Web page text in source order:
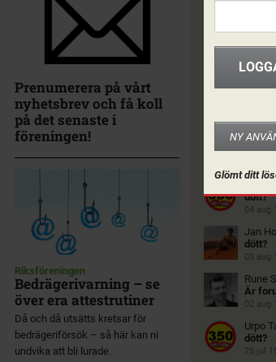
Prenumerera på vårt
nyhetsbrev och få koll
på det senaste i
föreningen!
Riksföreningen
Bedrägerivarning – se
över era attestrutiner
Då och då utsätts kretsar för
bedrägeriförsök – så här kan ni
undvika att bli lurade.
NY
Glömt ditt
dött?
04 aug
Jan
dött?
03 aug
Rune
Är
02 aug
Urpo
dött?
25 jul